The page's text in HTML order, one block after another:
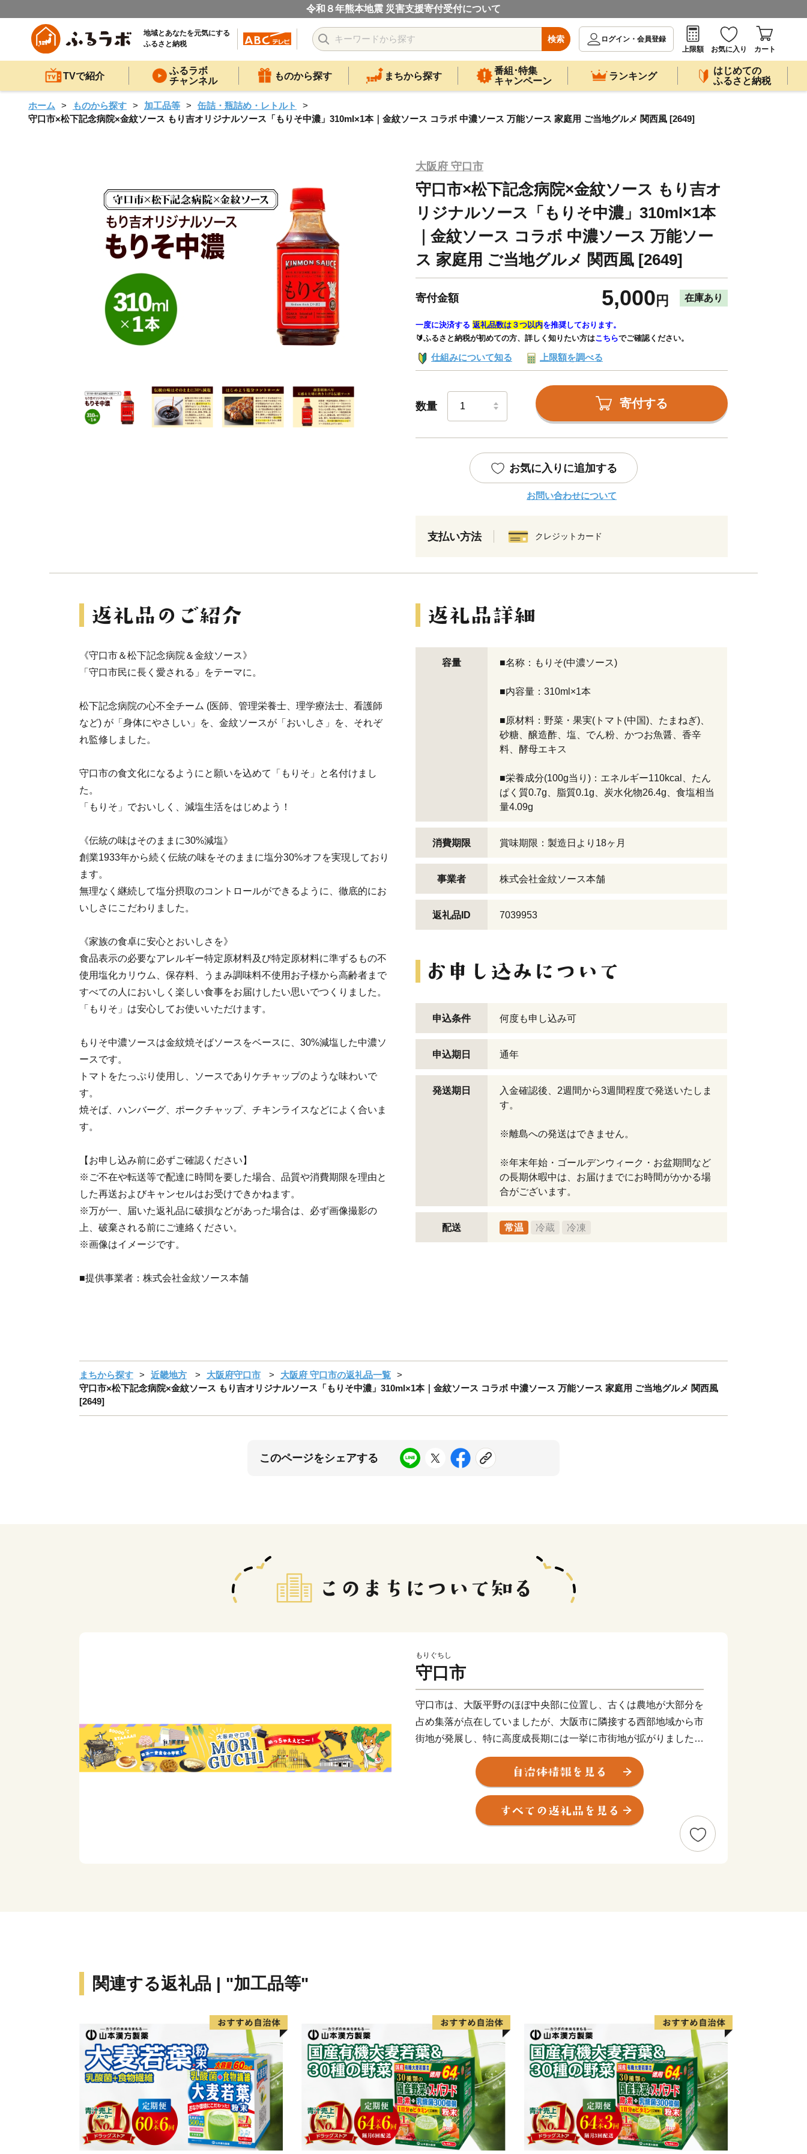
令和８年熊本地震 災害支援寄付受付について
地域とあなたを元気にする
ふるさと納税
検索
ログイン・会員登録
上限額
お気に入り カート
TVで紹介
ふるラボ
チャンネル
ものから探す まちから探す
番組･特集
キャンペーン
ランキング
はじめての
ふるさと納税
ホーム ものから探す 加工品等
缶詰・瓶詰め・レトルト
守口市×松下記念病院×金紋ソース もり吉オリジナルソース「もりそ中濃」310ml×1本｜金紋ソース コラボ 中濃ソース 万能ソース 家庭用 ご当地グルメ 関西風 [2649]
大阪府 守口市
守口市×松下記念病院×金紋ソース もり吉オ
リジナルソース「もりそ中濃」310ml×1本
｜金紋ソース コラボ 中濃ソース 万能ソー
ス 家庭用 ご当地グルメ 関西風 [2649]
寄付金額 5,000 円 在庫あり
一度に決済する 返礼品数は３つ以内を推奨しております。
🔰ふるさと納税が初めての方、詳しく知りたい方はこちらでご確認ください。
仕組みについて知る 上限額を調べる
数量 寄付する
お気に入りに追加する
お問い合わせについて
支払い方法 クレジットカード
《守口市＆松下記念病院＆金紋ソース》
「守口市民に長く愛される」をテーマに。
松下記念病院の心不全チーム (医師、管理栄養士、理学療法士、看護師
など) が「身体にやさしい」を、金紋ソースが「おいしさ」を、それぞ
れ監修しました。
守口市の食文化になるようにと願いを込めて「もりそ」と名付けまし
た。
「もりそ」でおいしく、減塩生活をはじめよう！
《伝統の味はそのままに30%減塩》
創業1933年から続く伝統の味をそのままに塩分30%オフを実現しており
ます。
無理なく継続して塩分摂取のコントロールができるように、徹底的にお
いしさにこだわりました。
《家族の食卓に安心とおいしさを》
食品表示の必要なアレルギー特定原材料及び特定原材料に準ずるもの不
使用塩化カリウム、保存料、うまみ調味料不使用お子様から高齢者まで
すべての人においしく楽しい食事をお届けしたい思いでつくりました。
「もりそ」は安心してお使いいただけます。
もりそ中濃ソースは金紋焼そばソースをベースに、30%減塩した中濃ソ
ースです。
トマトをたっぷり使用し、ソースでありケチャップのような味わいで
す。
焼そば、ハンバーグ、ポークチャップ、チキンライスなどによく合いま
す。
【お申し込み前に必ずご確認ください】
※ご不在や転送等で配達に時間を要した場合、品質や消費期限を理由と
した再送およびキャンセルはお受けできかねます。
※万が一、届いた返礼品に破損などがあった場合は、必ず画像撮影の
上、破棄される前にご連絡ください。
※画像はイメージです。
■提供事業者：株式会社金紋ソース本舗
容量 ■名称：もりそ(中濃ソース)
■内容量：310ml×1本
■原材料：野菜・果実(トマト(中国)、たまねぎ)、
砂糖、醸造酢、塩、でん粉、かつお魚醤、香辛
料、酵母エキス
■栄養成分(100g当り)：エネルギー110kcal、たん
ぱく質0.7g、脂質0.1g、炭水化物26.4g、食塩相当
量4.09g
消費期限 賞味期限：製造日より18ヶ月
事業者 株式会社金紋ソース本舗
返礼品ID 7039953
申込条件 何度も申し込み可
申込期日 通年
発送期日
入金確認後、2週間から3週間程度で発送いたしま
す。
※離島への発送はできません。
※年末年始・ゴールデンウィーク・お盆期間など
の長期休暇中は、お届けまでにお時間がかかる場
合がございます。
配送 常温 冷蔵 冷凍
まちから探す 近畿地方 大阪府守口市
大阪府 守口市の返礼品一覧
守口市×松下記念病院×金紋ソース もり吉オリジナルソース「もりそ中濃」310ml×1本｜金紋ソース コラボ 中濃ソース 万能ソース 家庭用 ご当地グルメ 関西風
[2649]
このページをシェアする
もりぐちし
守口市
守口市は、大阪平野のほぼ中央部に位置し、古くは農地が大部分を
占め集落が点在していましたが、大阪市に隣接する西部地域から市
街地が発展し、特に高度成長期には一挙に市街地が拡がりました。
また、早くから大手家電メーカーの企業城下町として発展を遂げる
とともに安定した税収を背景に各種行政サービスを充実させ、公共
施設や都市基盤の整備を進めてきた結果、現在では日常生活を支え
る基本的な施設整備は一定の到達点に達し、成熟した都市としての
関連する返礼品 | "加工品等"